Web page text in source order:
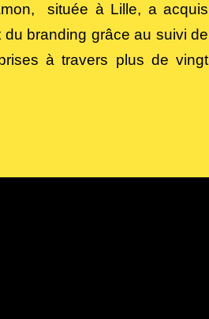
, située à Lille, a acquis
branding grâce au suivi de
à travers plus de vingt